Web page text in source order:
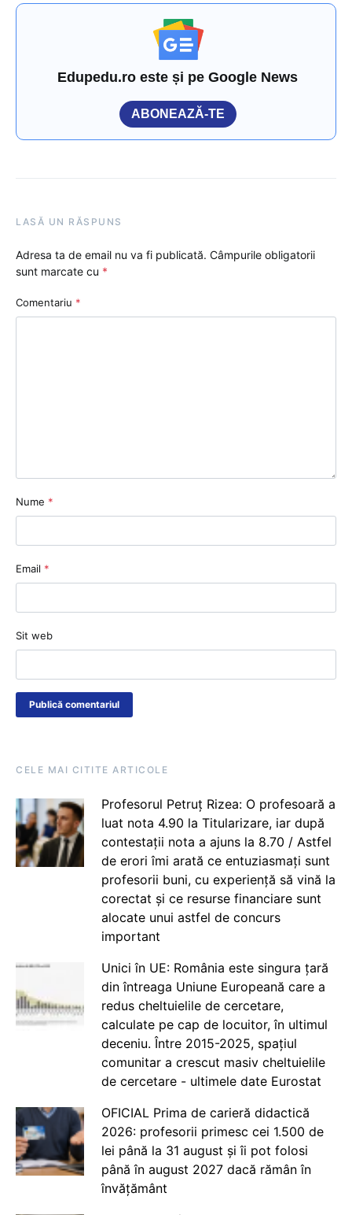
Edupedu.ro este și pe Google News
ABONEAZĂ-TE
LASĂ UN RĂSPUNS
Adresa ta de email nu va fi publicată. Câmpurile obligatorii
sunt marcate cu *
Comentariu *
Nume *
Email *
Sit web
CELE MAI CITITE ARTICOLE
Profesorul Petruț Rizea: O profesoară a
luat nota 4.90 la Titularizare, iar după
contestații nota a ajuns la 8.70 / Astfel
de erori îmi arată ce entuziasmați sunt
profesorii buni, cu experiență să vină la
corectat și ce resurse financiare sunt
alocate unui astfel de concurs
important
Unici în UE: România este singura țară
din întreaga Uniune Europeană care a
redus cheltuielile de cercetare,
calculate pe cap de locuitor, în ultimul
deceniu. Între 2015-2025, spațiul
comunitar a crescut masiv cheltuielile
de cercetare - ultimele date Eurostat
OFICIAL Prima de carieră didactică
2026: profesorii primesc cei 1.500 de
lei până la 31 august și îi pot folosi
până în august 2027 dacă rămân în
învățământ